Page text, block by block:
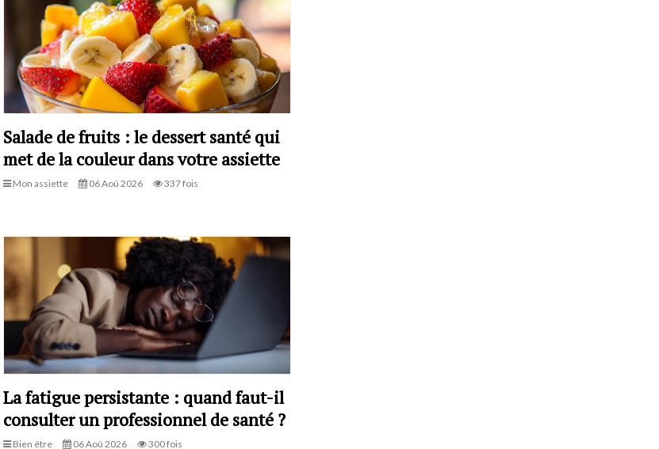
Salade de fruits : le dessert santé qui
met de la couleur dans votre assiette
Mon assiette 06 Aoû 2026 337 fois
La fatigue persistante : quand faut-il
consulter un professionnel de santé ?
Bien être 06 Aoû 2026 300 fois